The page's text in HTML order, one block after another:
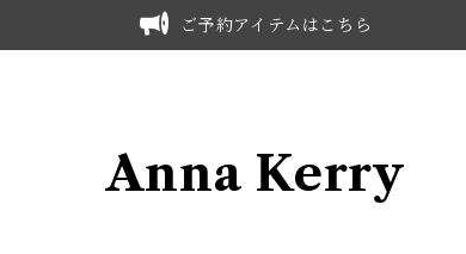
ご予約アイテムはこちら
Anna Kerry